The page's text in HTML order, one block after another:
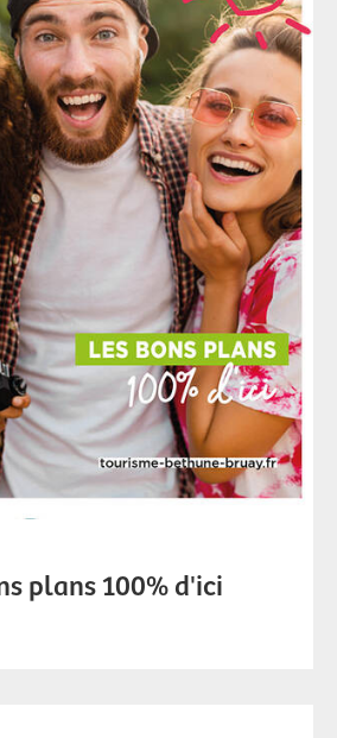
plans 100% d'ici